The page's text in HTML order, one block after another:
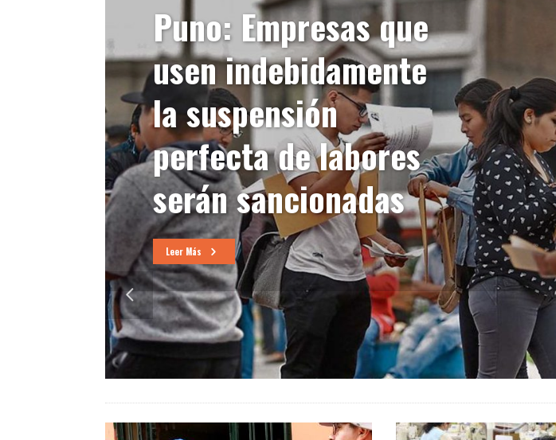
Puno: Empresas que
usen indebidamente
la suspensión
perfecta de labores
serán sancionadas
Leer Más